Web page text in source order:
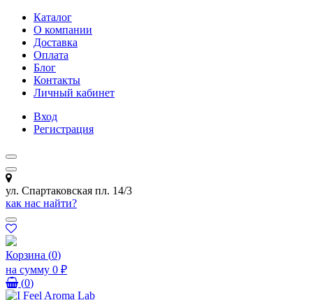
Каталог
О компании
Доставка
Оплата
Блог
Контакты
Личный кабинет
Вход
Регистрация
ул. Спартаковская пл. 14/3
как нас найти?
Корзина (0)
на сумму 0 ₽
(0)